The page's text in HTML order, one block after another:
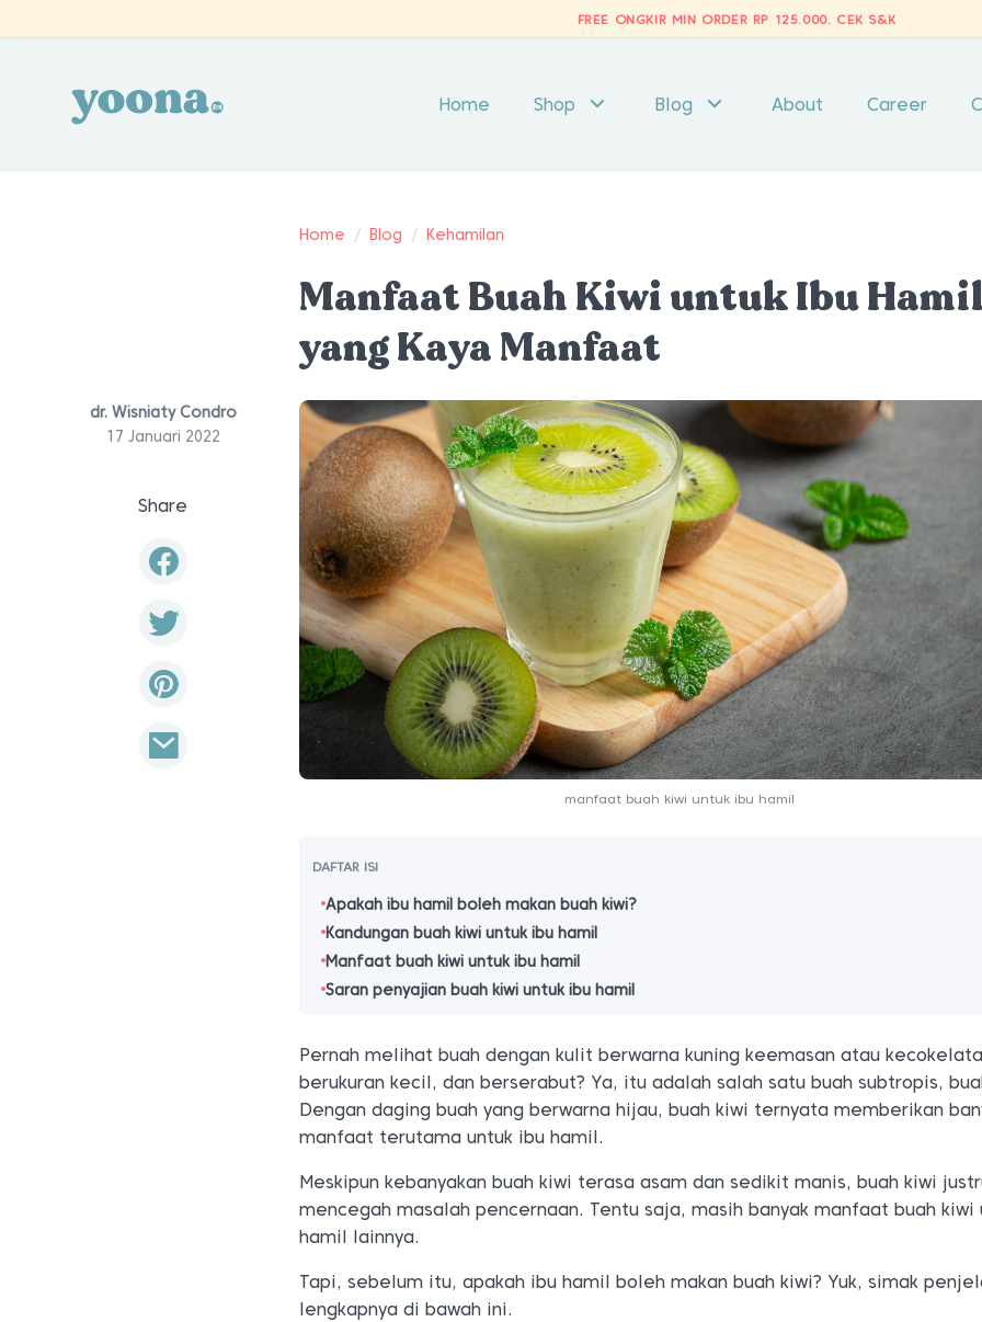
FREE ONGKIR MIN ORDER RP 125.000. CEK S&K
Home Shop Blog About Career
Home / Blog / Kehamilan
Manfaat Buah Kiwi untuk Ibu Hamil
yang Kaya Manfaat
dr. Wisniaty Condro
17 Januari 2022
Share
manfaat buah kiwi untuk ibu hamil
DAFTAR ISI
Apakah ibu hamil boleh makan buah kiwi?
Kandungan buah kiwi untuk ibu hamil
Manfaat buah kiwi untuk ibu hamil
Saran penyajian buah kiwi untuk ibu hamil
Pernah melihat buah dengan kulit berwarna kuning keemasan atau
berukuran kecil, dan berserabut? Ya, itu adalah salah satu buah subtropis,
Dengan daging buah yang berwarna hijau, buah kiwi ternyata memberikan
manfaat terutama untuk ibu hamil.
Meskipun kebanyakan buah kiwi terasa asam dan sedikit manis, buah kiwi
mencegah masalah pencernaan. Tentu saja, masih banyak manfaat buah kiwi
hamil lainnya.
Tapi, sebelum itu, apakah ibu hamil boleh makan buah kiwi? Yuk, simak
lengkapnya di bawah ini.